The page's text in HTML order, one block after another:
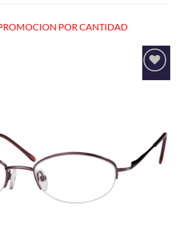
POR CANTIDAD
Añadir